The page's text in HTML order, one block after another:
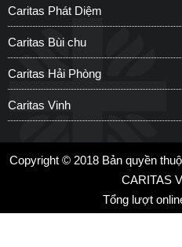
Caritas Phát Diệm
Caritas Bùi chu
Caritas Hải Phòng
Caritas Vinh
Copyright © 2018 Bản quyền
CARITAS
Tổng lượt